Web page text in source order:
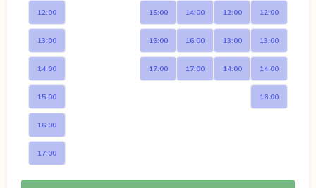
12:00
13:00
14:00
15:00
16:00
17:00
15:00
16:00
17:00
14:00
16:00
17:00
12:00
13:00
14:00
12:00
13:00
14:00
16:00